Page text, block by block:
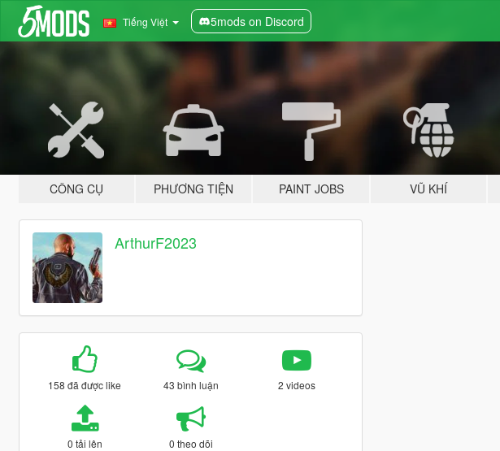
Tiếng Việt 5mods on Discord
CÔNG CỤ PHƯƠNG TIỆN PAINT JOBS VŨ KHÍ
ArthurF2023
158 đã được like 43 bình luận 2 videos
0 tải lên 0 theo dõi